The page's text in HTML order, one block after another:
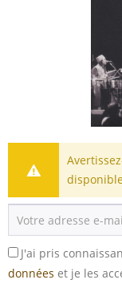
J'ai pris
données et je les